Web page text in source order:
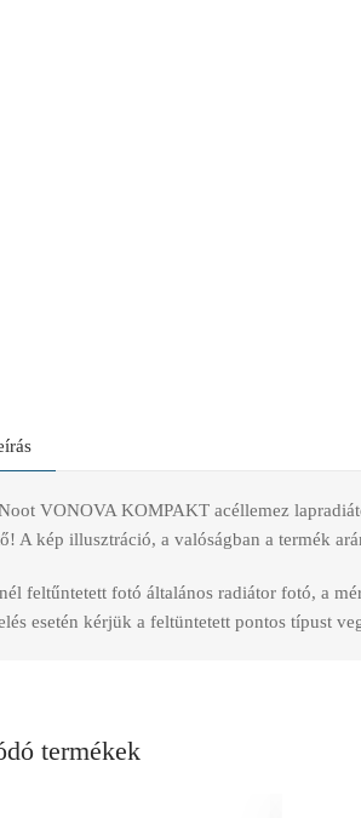
VONOVA KOMPAKT acéllemez
A kép illusztráció, a valóságban a termék
feltűntetett fotó általános radiátor fotó, a
esetén kérjük a feltüntetett pontos típust
termékek